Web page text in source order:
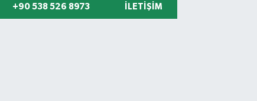
+90 538 526 8973 İLETIŞIM